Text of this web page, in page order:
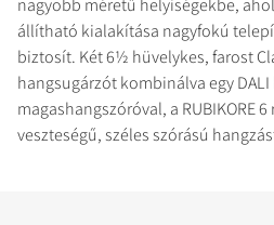
nagyobb méretű helyiségekbe,
állítható kialakítása nagyfokú
biztosít. Két 6½ hüvelykes, farost
hangsugárzót kombinálva egy
magashangszóróval, a RUBIKORE
veszteségű, széles szórású